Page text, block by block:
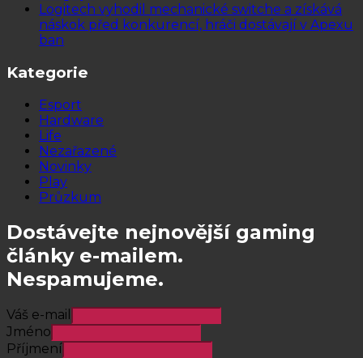
Logitech vyhodil mechanické switche a získává
náskok před konkurencí, hráči dostávají v Apexu
ban
Kategorie
Esport
Hardware
Life
Nezařazené
Novinky
Play
Průzkum
Dostávejte nejnovější gaming
články e-mailem.
Nespamujeme.
Váš e-mail
Jméno
Příjmení